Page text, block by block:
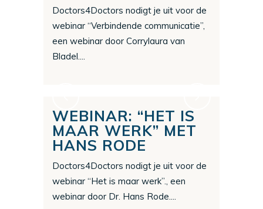
Doctors4Doctors nodigt je uit voor de
webinar “Verbindende communicatie”,
een webinar door Corrylaura van
Bladel....
WEBINAR: “HET IS
MAAR WERK” MET
HANS RODE
Doctors4Doctors nodigt je uit voor de
webinar “Het is maar werk”., een
webinar door Dr. Hans Rode....